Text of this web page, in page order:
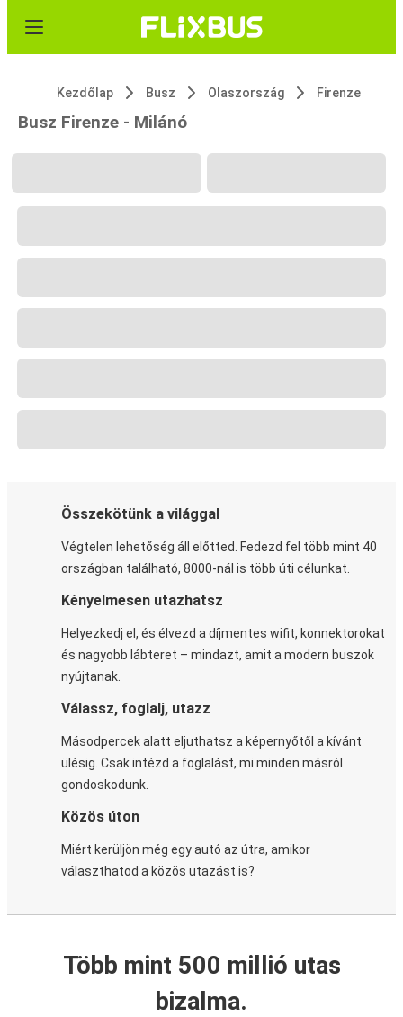
Kezdőlap Busz Olaszország Firenze
Busz Firenze - Milánó
Összekötünk a világgal
Végtelen lehetőség áll előtted. Fedezd fel több mint 40
országban található, 8000-nál is több úti célunkat.
Kényelmesen utazhatsz
Helyezkedj el, és élvezd a díjmentes wifit, konnektorokat
és nagyobb lábteret – mindazt, amit a modern buszok
nyújtanak.
Válassz, foglalj, utazz
Másodpercek alatt eljuthatsz a képernyőtől a kívánt
ülésig. Csak intézd a foglalást, mi minden másról
gondoskodunk.
Közös úton
Miért kerüljön még egy autó az útra, amikor
választhatod a közös utazást is?
Több mint 500 millió utas
bizalma.